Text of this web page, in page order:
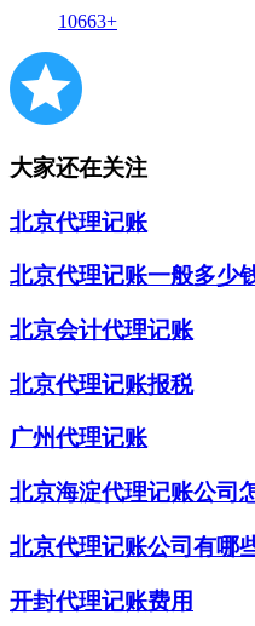
10663+
大家还在关注
北京代理记账
北京代理记账一般多少
北京会计代理记账
北京代理记账报税
广州代理记账
北京海淀代理记账公司
北京代理记账公司有哪
开封代理记账费用